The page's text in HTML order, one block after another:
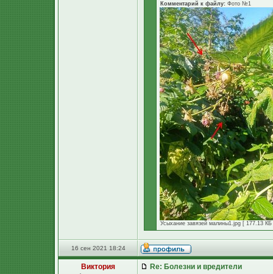
Комментарий к файлу: Фото №1
Усыхание завязей малины1.jpg [ 177.13
16 сен 2021 18:24
Виктория
Re: Болезни и вредители